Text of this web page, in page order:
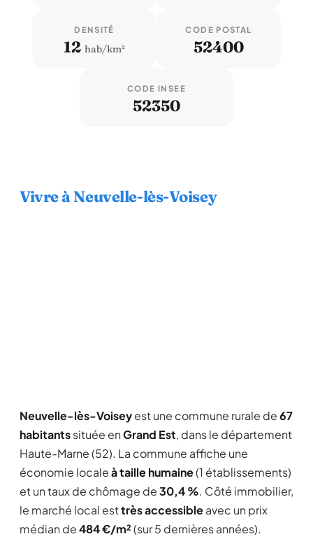
DENSITÉ
12 hab/km²
CODE POSTAL
52400
CODE INSEE
52350
Vivre à Neuvelle-lès-Voisey
Neuvelle-lès-Voiseyest une commune rurale de67
habitantssituée enGrand Est, dans le département
Haute-Marne (52). La commune affiche une
économie localeà taille humaine(1 établissements)
et un taux de chômage de30,4 %. Côté immobilier,
le marché local esttrès accessibleavec un prix
médian de484 €/m²(sur 5 dernières années).